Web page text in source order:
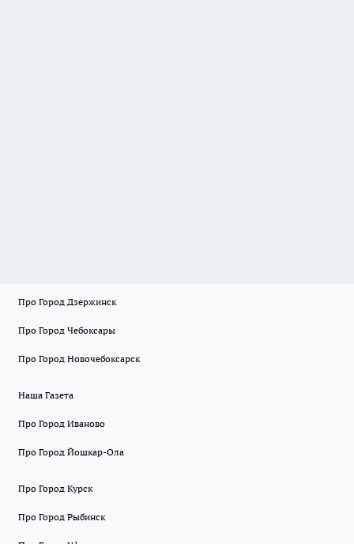
Про Город Дзержинск
Про Город Чебоксары
Про Город Новочебоксарск
Наша Газета
Про Город Иваново
Про Город Йошкар-Ола
Про Город Курск
Про Город Рыбинск